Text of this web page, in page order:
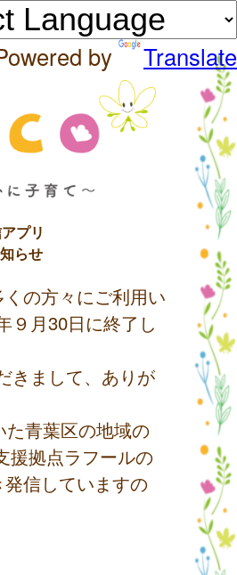
by Translate
プリ
らせ
の方々にご利用い
９月30日に終了し
きまして、ありが
青葉区の地域の
援拠点ラフールの
信していますの